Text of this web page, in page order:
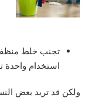
تجنب خلط
استخدام واحدة
ولكن قد تريد بعض